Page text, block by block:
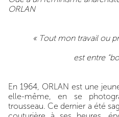
ORLAN
« Tout mon travail ou
est entre
En 1964, ORLAN est une
elle-même, en se
trousseau. Ce dernier a été